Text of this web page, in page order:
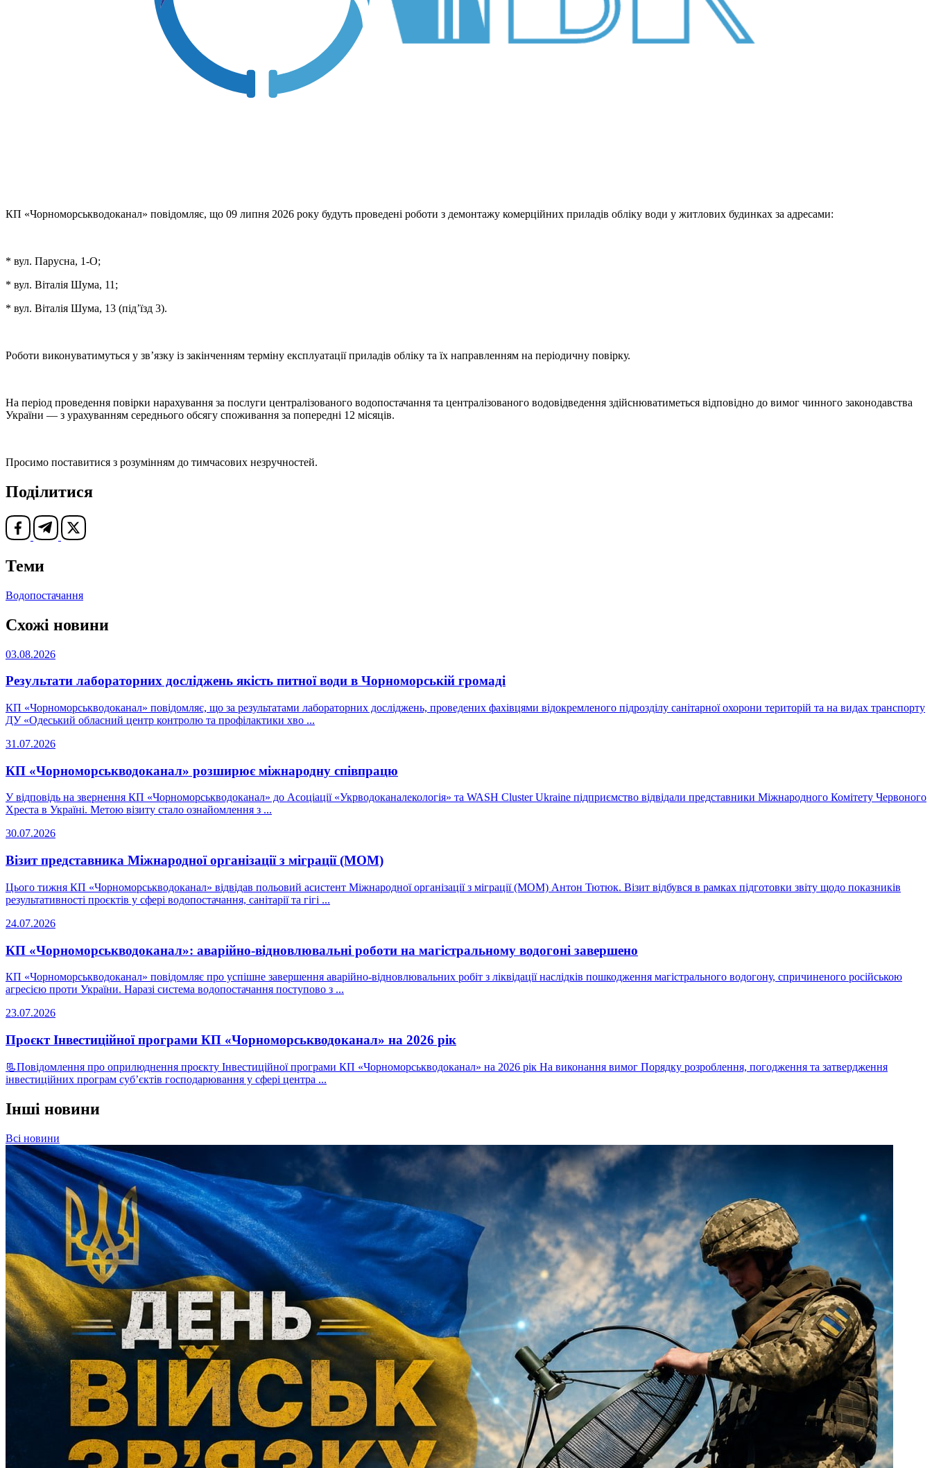
КП «Чорноморськводоканал» повідомляє, що 09 липня 2026 року будуть проведені роботи з демонтажу комерційних приладів обліку води у житлових будинках за адресами:
* вул. Парусна, 1-О;
* вул. Віталія Шума, 11;
* вул. Віталія Шума, 13 (під’їзд 3).
Роботи виконуватимуться у зв’язку із закінченням терміну експлуатації приладів обліку та їх направленням на періодичну повірку.
На період проведення повірки нарахування за послуги централізованого водопостачання та централізованого водовідведення здійснюватиметься відповідно до вимог чинного законодавства
України — з урахуванням середнього обсягу споживання за попередні 12 місяців.
Просимо поставитися з розумінням до тимчасових незручностей.
Поділитися
Теми
Водопостачання
Схожі новини
03.08.2026
Результати лабораторних досліджень якість питної води в Чорноморській громаді
КП «Чорноморськводоканал» повідомляє, що за результатами лабораторних досліджень, проведених фахівцями відокремленого підрозділу санітарної охорони територій та на видах транспорту
ДУ «Одеський обласний центр контролю та профілактики хво ...
31.07.2026
КП «Чорноморськводоканал» розширює міжнародну співпрацю
У відповідь на звернення КП «Чорноморськводоканал» до Асоціації «Укрводоканалекологія» та WASH Cluster Ukraine підприємство відвідали представники Міжнародного Комітету Червоного
Хреста в Україні. Метою візиту стало ознайомлення з ...
30.07.2026
Візит представника Міжнародної організації з міграції (МОМ)
Цього тижня КП «Чорноморськводоканал» відвідав польовий асистент Міжнародної організації з міграції (МОМ) Антон Тютюк. Візит відбувся в рамках підготовки звіту щодо показників
результативності проєктів у сфері водопостачання, санітарії та гігі ...
24.07.2026
КП «Чорноморськводоканал»: аварійно-відновлювальні роботи на магістральному водогоні завершено
КП «Чорноморськводоканал» повідомляє про успішне завершення аварійно-відновлювальних робіт з ліквідації наслідків пошкодження магістрального водогону, спричиненого російською
агресією проти України. Наразі система водопостачання поступово з ...
23.07.2026
Проєкт Інвестиційної програми КП «Чорноморськводоканал» на 2026 рік
📃Повідомлення про оприлюднення проєкту Інвестиційної програми КП «Чорноморськводоканал» на 2026 рік На виконання вимог Порядку розроблення, погодження та затвердження
інвестиційних програм суб’єктів господарювання у сфері центра ...
Інші новини
Всі новини